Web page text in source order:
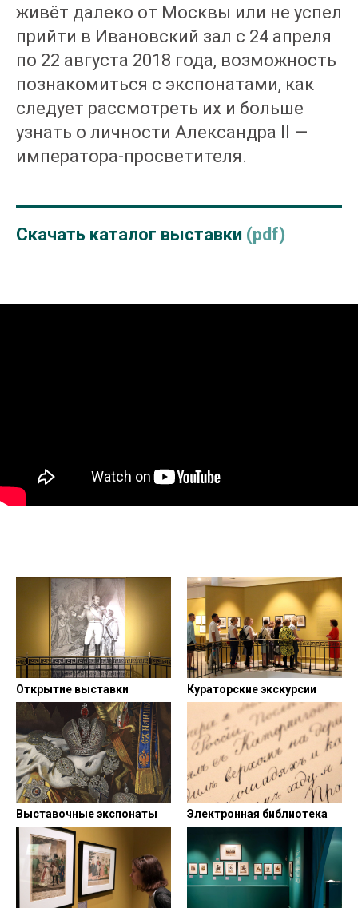
живёт далеко от Москвы или не успел
прийти в Ивановский зал с 24 апреля
по 22 августа 2018 года, возможность
познакомиться с экспонатами, как
следует рассмотреть их и больше
узнать о личности Александра II —
императора-просветителя.
Скачать каталог выставки (pdf)
Открытие выставки Кураторские экскурсии
Выставочные экспонаты Электронная библиотека